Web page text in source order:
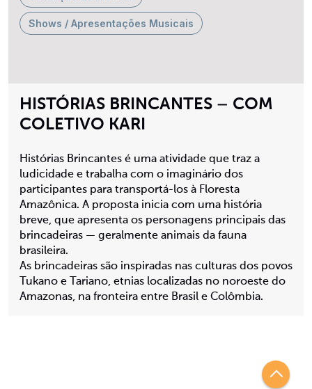
HISTÓRIAS BRINCANTES – COM
COLETIVO KARI
Histórias Brincantes é uma atividade que traz a
ludicidade e trabalha com o imaginário dos
participantes para transportá-los à Floresta
Amazônica. A proposta inicia com uma história
breve, que apresenta os personagens principais das
brincadeiras — geralmente animais da fauna
brasileira.
As brincadeiras são inspiradas nas culturas dos povos
Tukano e Tariano, etnias localizadas no noroeste do
Amazonas, na fronteira entre Brasil e Colômbia.
Shows / Apresentações Musicais